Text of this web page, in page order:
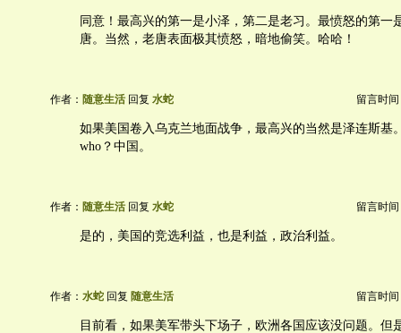
同意！最高兴的第一是小泽，第二是老习。最愤怒的第一
唐。当然，老唐表面极其愤怒，暗地偷笑。哈哈！
作者： 随意生活 回复 水蛇 留言时间
如果美国卷入乌克兰地面战争，最高兴的当然是泽连斯基
who？中国。
作者： 随意生活 回复 水蛇 留言时间
是的，美国的竞选利益，也是利益，政治利益。
作者： 水蛇 回复 随意生活 留言时间
目前看，如果美军带头下场子，欧洲各国应该没问题。但